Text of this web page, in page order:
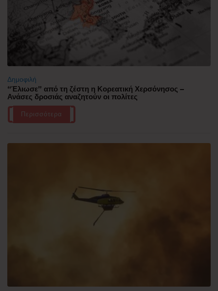
Δημοφιλή
“Έλιωσε” από τη ζέστη η Κορεατική Χερσόνησος –
Ανάσες δροσιάς αναζητούν οι πολίτες
Περισσότερα